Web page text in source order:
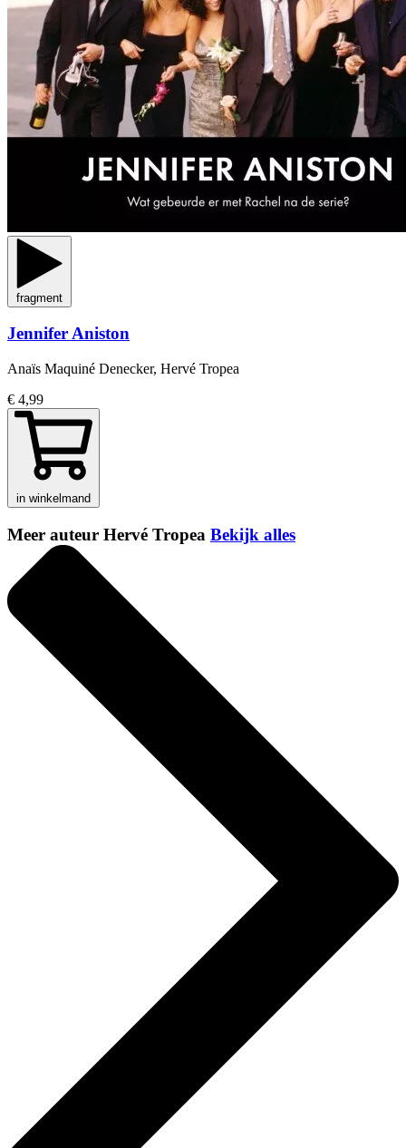
fragment
Jennifer Aniston
Anaïs Maquiné Denecker, Hervé Tropea
€ 4,99
in winkelmand
Meer auteur Hervé Tropea Bekijk alles